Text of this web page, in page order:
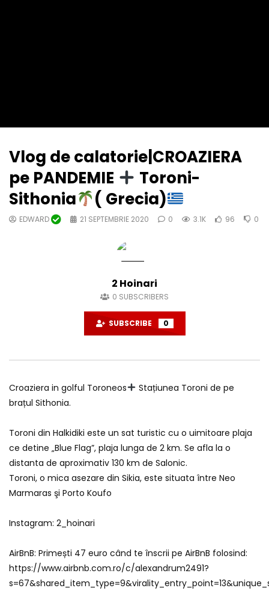
Vlog de calatorie|CROAZIERA
pe PANDEMIE
Toroni-
Sithonia
( Grecia)
EDWARD 21 SEPTEMBRIE 2020 0 3.1K 96 0
2 Hoinari
0 SUBSCRIBERS
SUBSCRIBE 0
Croaziera in golful Toroneos
Stațiunea Toroni de pe
brațul Sithonia.
Toroni din Halkidiki este un sat turistic cu o uimitoare plaja
ce detine „Blue Flag”, plaja lunga de 2 km. Se afla la o
distanta de aproximativ 130 km de Salonic.
Toroni, o mica asezare din Sikia, este situata între Neo
Marmaras şi Porto Koufo
Instagram: 2_hoinari
AirBnB: Primești 47 euro când te înscrii pe AirBnB folosind:
https://www.airbnb.com.ro/c/alexandrum2491?